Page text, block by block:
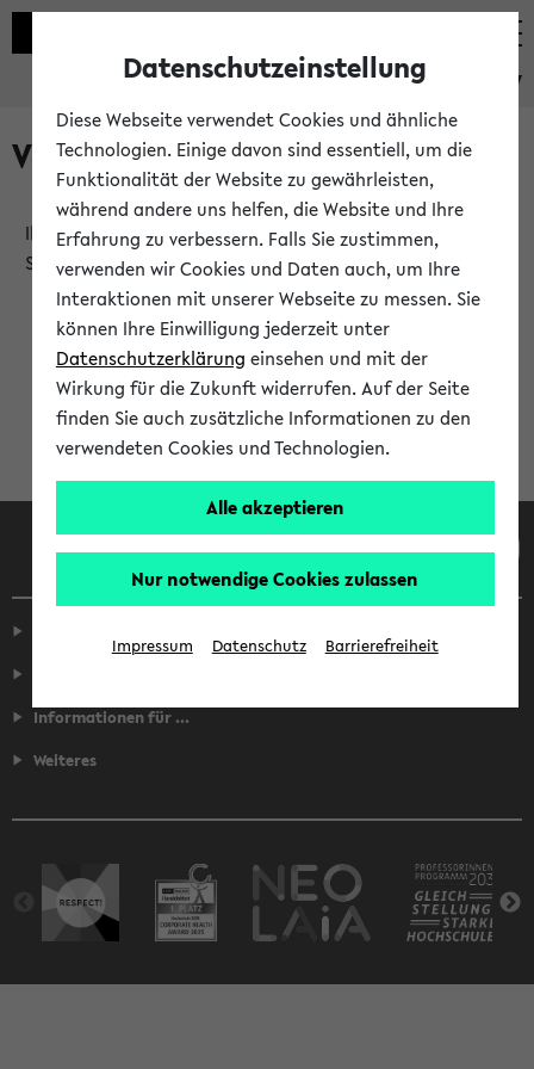
eKVV
Verlauf
Ihr Verlauf ist leer. Er wird sich im Verlauf Ihrer eKVV
Sitzung füllen.
Informationen für ...
Weiteres
Datenschutzeinstellung
Diese Webseite verwendet Cookies und ähnliche
Technologien. Einige davon sind essentiell, um die
Funktionalität der Website zu gewährleisten,
während andere uns helfen, die Website und Ihre
Erfahrung zu verbessern. Falls Sie zustimmen,
verwenden wir Cookies und Daten auch, um Ihre
Interaktionen mit unserer Webseite zu messen. Sie
können Ihre Einwilligung jederzeit unter
Datenschutzerklärung einsehen und mit der
Wirkung für die Zukunft widerrufen. Auf der Seite
finden Sie auch zusätzliche Informationen zu den
verwendeten Cookies und Technologien.
Alle akzeptieren
Nur notwendige Cookies zulassen
Impressum Datenschutz Barrierefreiheit